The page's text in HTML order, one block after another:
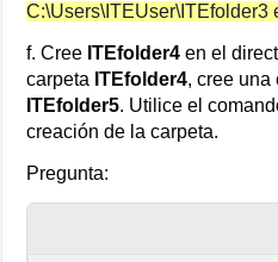
C:\Users\ITEUser\ITEfolder3
f. Cree ITEfolder4 en el
carpeta ITEfolder4, cree una
ITEfolder5. Utilice el
creación de la carpeta.
Pregunta: